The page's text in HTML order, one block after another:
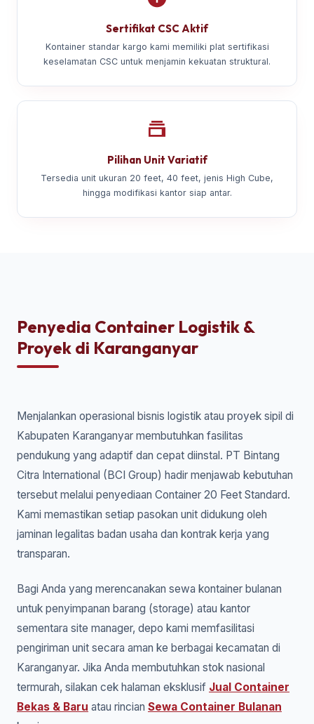
Sertifikat CSC Aktif
Kontainer standar kargo kami memiliki plat sertifikasi
keselamatan CSC untuk menjamin kekuatan struktural.
Pilihan Unit Variatif
Tersedia unit ukuran 20 feet, 40 feet, jenis High Cube,
hingga modifikasi kantor siap antar.
Penyedia Container Logistik &
Proyek di Karanganyar
Menjalankan operasional bisnis logistik atau proyek sipil di
Kabupaten Karanganyar membutuhkan fasilitas
pendukung yang adaptif dan cepat diinstal. PT Bintang
Citra International (BCI Group) hadir menjawab kebutuhan
tersebut melalui penyediaan Container 20 Feet Standard.
Kami memastikan setiap pasokan unit didukung oleh
jaminan legalitas badan usaha dan kontrak kerja yang
transparan.
Bagi Anda yang merencanakan sewa kontainer bulanan
untuk penyimpanan barang (storage) atau kantor
sementara site manager, depo kami memfasilitasi
pengiriman unit secara aman ke berbagai kecamatan di
Karanganyar. Jika Anda membutuhkan stok nasional
termurah, silakan cek halaman eksklusif Jual Container
Bekas & Baru atau rincian Sewa Container Bulanan